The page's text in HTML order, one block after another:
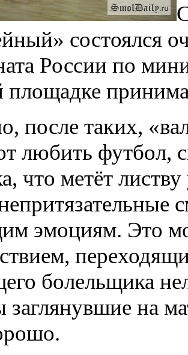
состоялся
России по
площадке
после таких,
любить футбол,
что метёт
эмоциям. Это
болельщика
на